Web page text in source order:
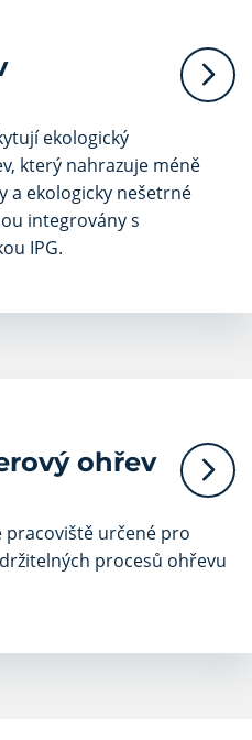
ekologický
který nahrazuje méně
a ekologicky nešetrné
integrovány s
IPG.
ohřev
pracoviště určené pro
procesů ohřevu